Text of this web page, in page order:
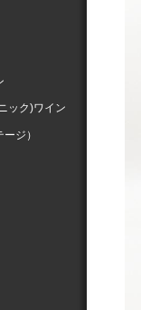
ック)ワイン
ジ）